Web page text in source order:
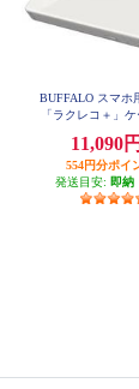
BUFFALO スマホ
「ラクレコ＋」
11,090円
554円分ポイ
発送目安: 即納